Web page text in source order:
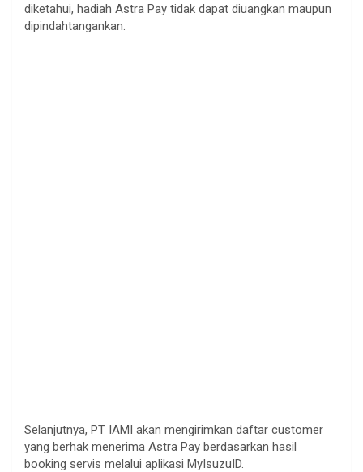
diketahui, hadiah Astra Pay tidak dapat diuangkan maupun
dipindahtangankan.
Selanjutnya, PT IAMI akan mengirimkan daftar customer
yang berhak menerima Astra Pay berdasarkan hasil
booking servis melalui aplikasi MyIsuzuID.